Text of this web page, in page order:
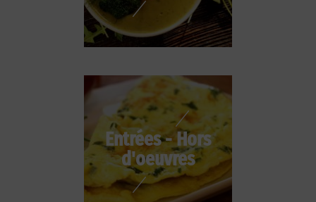
Entrées - Hors
d'oeuvres